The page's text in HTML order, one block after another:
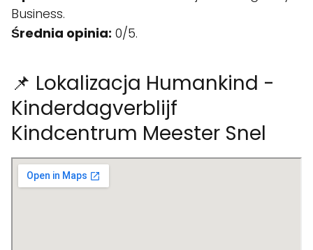
Business.
Średnia opinia: 0/5.
📌 Lokalizacja Humankind -
Kinderdagverblijf
Kindcentrum Meester Snel